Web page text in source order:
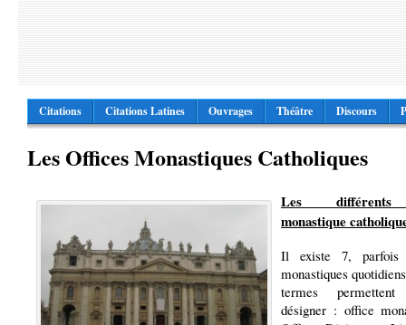
Citations Citations Latines Ouvrages Théâtre Discours
Les Offices Monastiques Catholiques
Les différents
monastique
Il existe 7, parfois
monastiques
termes
désigner : office